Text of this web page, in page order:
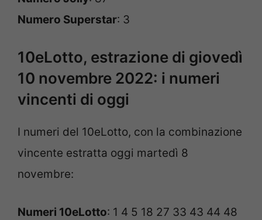
Numero Superstar: 3
10eLotto, estrazione di giovedì
10 novembre 2022: i numeri
vincenti di oggi
I numeri del 10eLotto, con la combinazione
vincente estratta oggi martedì 8
novembre:
Numeri 10eLotto: 1 4 5 18 27 33 43 44 48